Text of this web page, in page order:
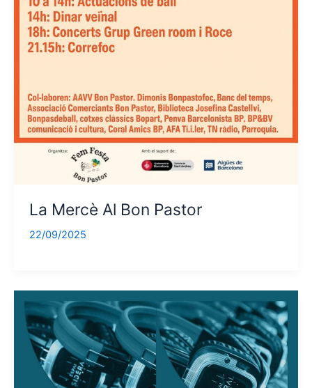
La Mercè Al Bon Pastor
22/09/2025